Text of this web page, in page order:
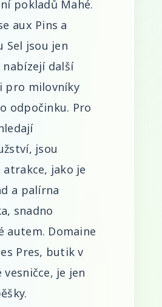
pokladů Mahé.
aux Pins a
Sel jsou jen
nabízejí další
pro milovníky
odpočinku. Pro
jsou
atrakce, jako je
a palírna
snadno
autem. Domaine
Pres, butik v
vesničce, je jen